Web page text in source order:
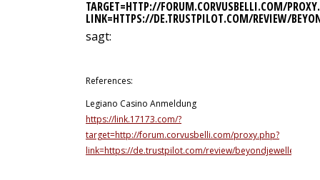
TARGET=HTTP://FORUM.CORVUSBELLI.COM/
LINK=HTTPS://DE.TRUSTPILOT.COM/REVIEW/
sagt:
References:
Legiano Casino Anmeldung
https://link.17173.com/?
target=http://forum.corvusbelli.com/proxy.php?
link=https://de.trustpilot.com/review/beyondjewellery.de